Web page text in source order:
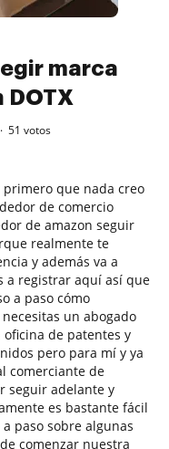
marca
DOTX
51 votos
que nada creo
de comercio
de amazon seguir
realmente te
y además va a
a registrar aquí así que
a paso cómo
un abogado
de patentes y
pero para mí y ya
comerciante de
seguir adelante y
es bastante fácil
paso sobre algunas
comenzar nuestra